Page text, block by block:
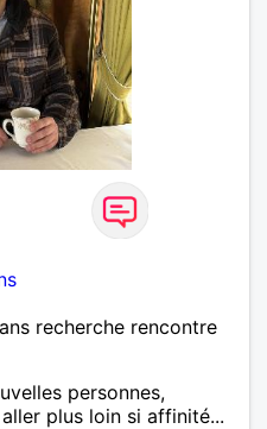
recherche rencontre
personnes,
plus loin si affinité...